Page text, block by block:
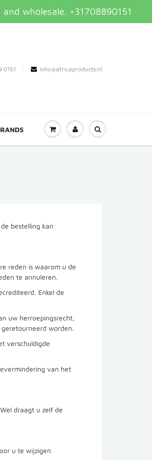
wholesale. +31708890151
0151 info@africaproducts.nl
bestelling kan
reden is waarom u de
te annuleren.
Enkel de
uw herroepingsrecht,
worden.
verschuldigde
van het
Wel draagt u zelf de
u te wijzigen